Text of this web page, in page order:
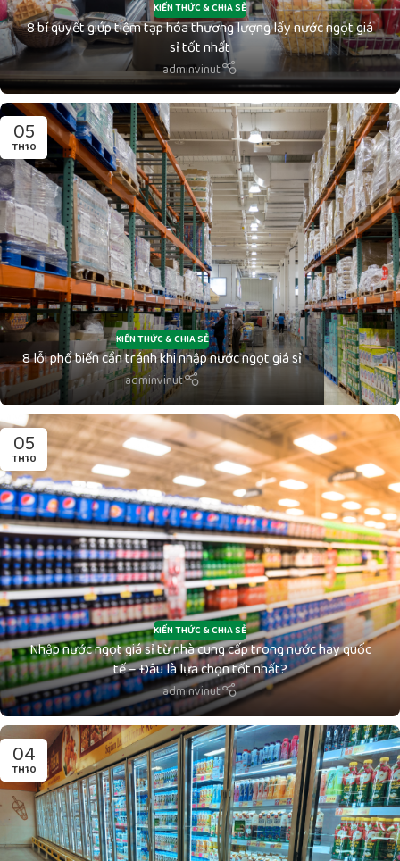
KIẾN THỨC & CHIA SẺ
8 bí quyết giúp tiệm tạp hóa thương lượng lấy nước ngọt giá
sỉ tốt nhất
adminvinut
05
TH10
KIẾN THỨC & CHIA SẺ
8 lỗi phổ biến cần tránh khi nhập nước ngọt giá sỉ
adminvinut
05
TH10
KIẾN THỨC & CHIA SẺ
Nhập nước ngọt giá sỉ từ nhà cung cấp trong nước hay quốc
tế – Đâu là lựa chọn tốt nhất?
adminvinut
04
TH10